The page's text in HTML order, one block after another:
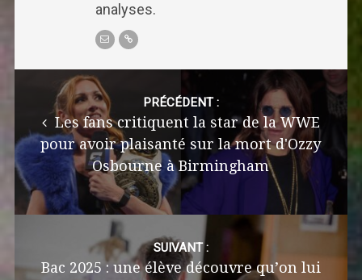
analyses.
navigation
PRÉCÉDENT :
Les fans critiquent la star de la WWE
pour avoir plaisanté sur la mort d'Ozzy
Osbourne à Birmingham
SUIVANT :
Bac 2025 : une élève découvre qu’on lui